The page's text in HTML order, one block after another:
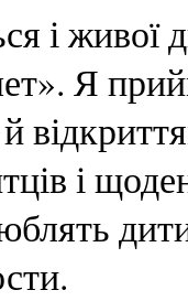
і живої
Я
і